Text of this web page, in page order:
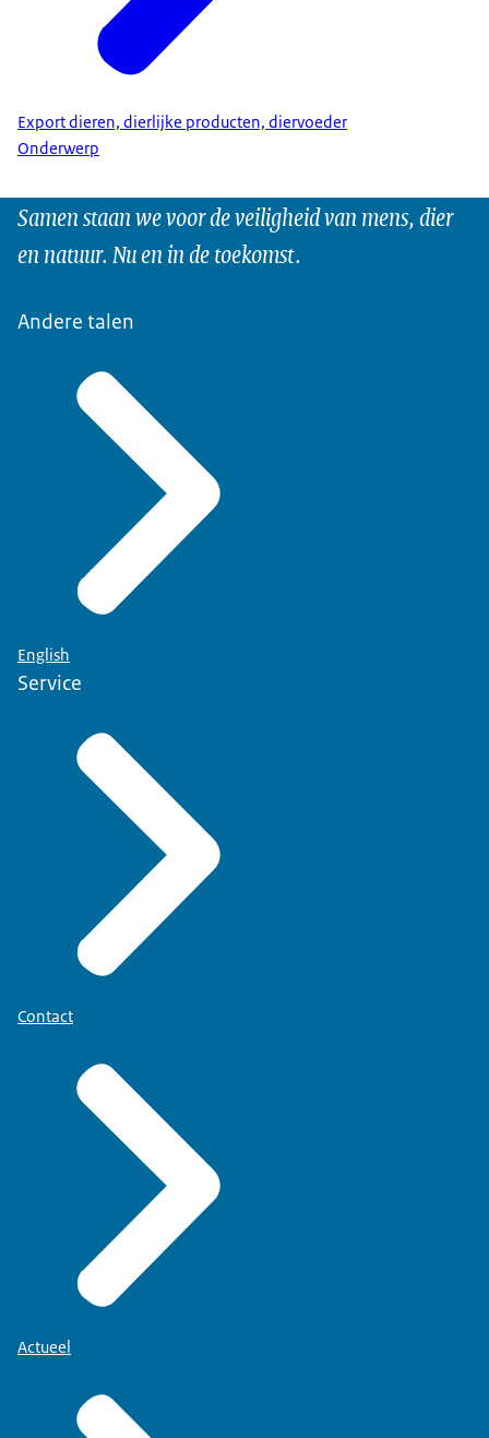
Export dieren, dierlijke producten, diervoeder
Onderwerp
Samen staan we voor de veiligheid van mens, dier
en natuur. Nu en in de toekomst.
Andere talen
English
Service
Contact
Actueel